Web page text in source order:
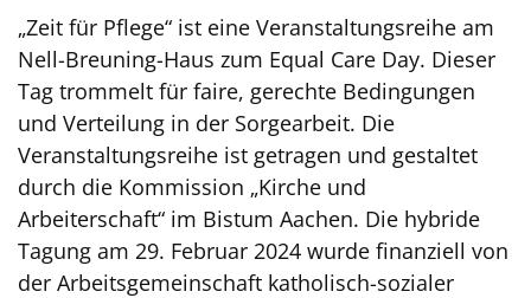
„Zeit für Pflege“ ist eine Veranstaltungsreihe am
Nell-Breuning-Haus zum Equal Care Day. Dieser
Tag trommelt für faire, gerechte Bedingungen
und Verteilung in der Sorgearbeit. Die
Veranstaltungsreihe ist getragen und gestaltet
durch die Kommission „Kirche und
Arbeiterschaft“ im Bistum Aachen. Die hybride
Tagung am 29. Februar 2024 wurde finanziell von
der Arbeitsgemeinschaft katholisch-sozialer